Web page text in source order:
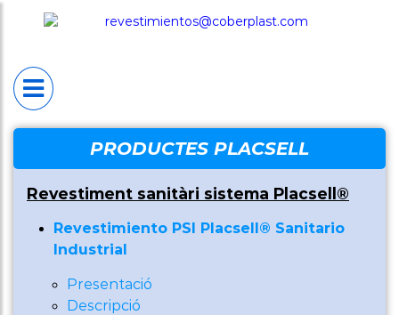
INICI PLACSELL®
Placsell® Sanitario
Decorativo (PSD)
Antimicrobiano
PRODUCTES PLACSELL
Revestiment sanitàri sistema Placsell®
Revestimiento PSI Placsell® Sanitario
Industrial
Presentació
Descripció